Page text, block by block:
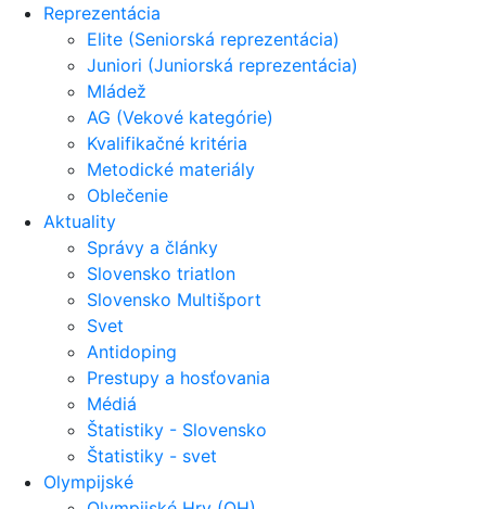
Reprezentácia
Elite (Seniorská reprezentácia)
Juniori (Juniorská reprezentácia)
Mládež
AG (Vekové kategórie)
Kvalifikačné kritéria
Metodické materiály
Oblečenie
Aktuality
Správy a články
Slovensko triatlon
Slovensko Multišport
Svet
Antidoping
Prestupy a hosťovania
Médiá
Štatistiky - Slovensko
Štatistiky - svet
Olympijské